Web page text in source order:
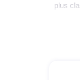
plus